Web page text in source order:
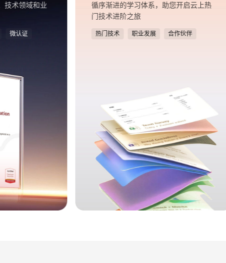
技术领域和业
微认证
循序渐进的学习体系，助您开启云上热
门技术进阶之旅
热门技术 职业发展 合作伙伴